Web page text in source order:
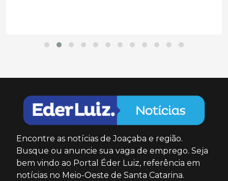
Encontre as notícias de Joaçaba e região.
Busque ou anuncie sua vaga de emprego. Seja
bem vindo ao Portal Éder Luiz, referência em
notícias no Meio-Oeste de Santa Catarina.